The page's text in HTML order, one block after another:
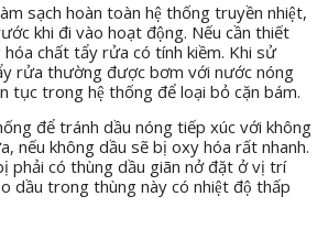
sạch hoàn toàn hệ thống truyền nhiệt,
khi đi vào hoạt động. Nếu cần thiết
chất tẩy rửa có tính kiềm. Khi sử
rửa thường được bơm với nước nóng
tục trong hệ thống để loại bỏ cặn bám.
để tránh dầu nóng tiếp xúc với không
nếu không dầu sẽ bị oxy hóa rất nhanh.
phải có thùng dầu giãn nở đặt ở vị trí
dầu trong thùng này có nhiệt độ thấp